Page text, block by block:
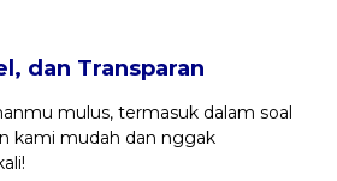
dan Transparan
mulus, termasuk dalam soal
kami mudah dan nggak